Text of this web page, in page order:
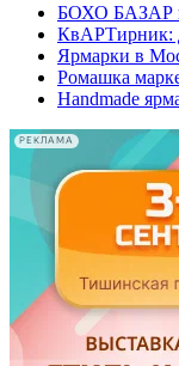
БОХО БАЗАР в
КвАРТирник:
Ярмарки в
Ромашка
Handmade
РЕКЛАМА